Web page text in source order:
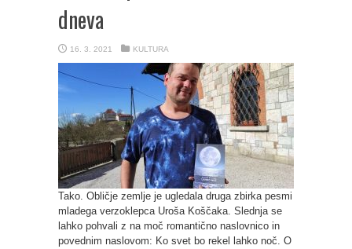
dneva
16. 3. 2021 KULTURA
Tako. Obličje zemlje je ugledala druga zbirka pesmi
mladega verzoklepca Uroša Koščaka. Slednja se
lahko pohvali z na moč romantično naslovnico in
povednim naslovom: Ko svet bo rekel lahko noč. O